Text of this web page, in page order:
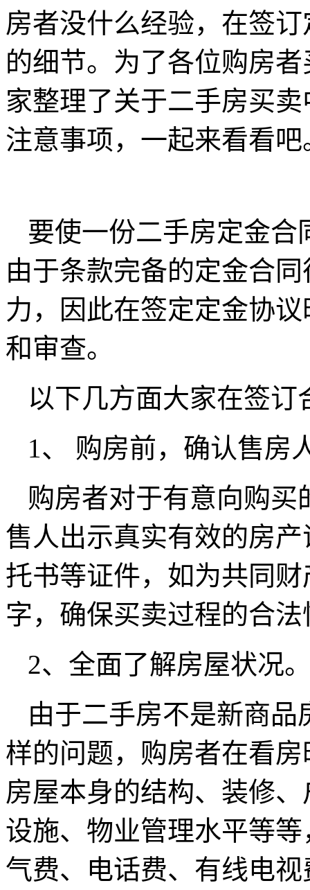
房者没什么经验，在签
的细节。为了各位购房
家整理了关于二手房买
注意事项，一起来看看吧
要使一份二手房定金
由于条款完备的定金合
力，因此在签定定金协
和审查。
以下几方面大家在签
1、 购房前，确认售房
购房者对于有意向购
售人出示真实有效的房
托书等证件，如为共同
字，确保买卖过程的合法
2、全面了解房屋状况
由于二手房不是新商
样的问题，购房者在看
房屋本身的结构、装修
设施、物业管理水平等
气费、电话费、有线电